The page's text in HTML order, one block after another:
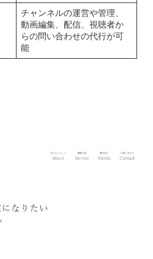
チャンネルの運営や管理、
動画編集、配信、視聴者か
らの問い合わせの代行が可
能